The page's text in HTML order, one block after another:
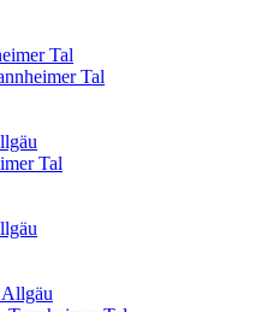
Tal
Tal
Tal
Allgäu